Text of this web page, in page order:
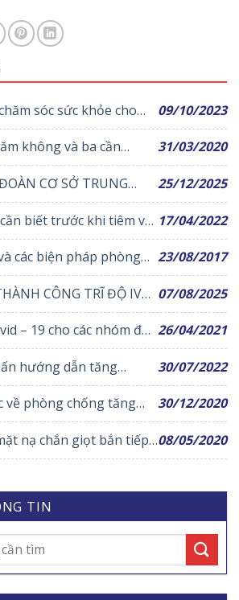
sóc sức khỏe cho
trên địa bàn huyện
09/10/2023
không và ba cần
dịch bệnh Covid-19
31/03/2020
CƠ SỞ TRUNG
YÊN LẠC NHIỆM KỲ
KẾT – DÂN CHỦ – KỶ
– PHÁT TRIỂN
25/12/2025
biết trước khi tiêm vắc
5-11 tuổi
17/04/2022
các biện pháp phòng
23/08/2017
CÔNG TRĨ ĐỘ IV
NỮ BẰNG PHƯƠNG
ĐẠI
07/08/2025
– 19 cho các nhóm đối 26/04/2021
hướng dẫn tăng
trị sốt xuất huyết tại
30/07/2022
về phòng chống tăng
đồng
30/12/2020
nạ chắn giọt bắn tiếp
sỹ phòng chống dịch
08/05/2020
TIN